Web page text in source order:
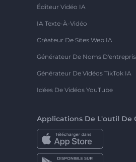
Éditeur Vidéo IA
IA Texte-À-Vidéo
Créateur De Sites Web IA
Générateur De Noms
Générateur De Vidéos TikTok IA
Idées De Vidéos YouTube
Applications De L'outil De